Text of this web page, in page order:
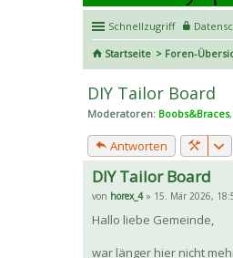
Schnellzugriff
Startseite
Foren-
DIY Tailor Board
Moderatoren: Boobs&Braces,
Antworten
DIY Tailor Board
von horex_4» 15. Mär 2026,
Hallo liebe Gemeinde,
war länger hier nicht